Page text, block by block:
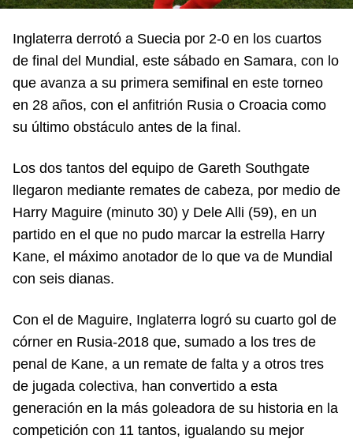
Inglaterra derrotó a Suecia por 2-0 en los cuartos
de final del Mundial, este sábado en Samara, con lo
que avanza a su primera semifinal en este torneo
en 28 años, con el anfitrión Rusia o Croacia como
su último obstáculo antes de la final.
Los dos tantos del equipo de Gareth Southgate
llegaron mediante remates de cabeza, por medio de
Harry Maguire (minuto 30) y Dele Alli (59), en un
partido en el que no pudo marcar la estrella Harry
Kane, el máximo anotador de lo que va de Mundial
con seis dianas.
Con el de Maguire, Inglaterra logró su cuarto gol de
córner en Rusia-2018 que, sumado a los tres de
penal de Kane, a un remate de falta y a otros tres
de jugada colectiva, han convertido a esta
generación en la más goleadora de su historia en la
competición con 11 tantos, igualando su mejor